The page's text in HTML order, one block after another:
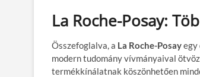
La Roche-Posay:
Összefoglalva, a La Roche-Posayegy
modern tudomány vívmányaival
termékkínálatnak köszönhetően